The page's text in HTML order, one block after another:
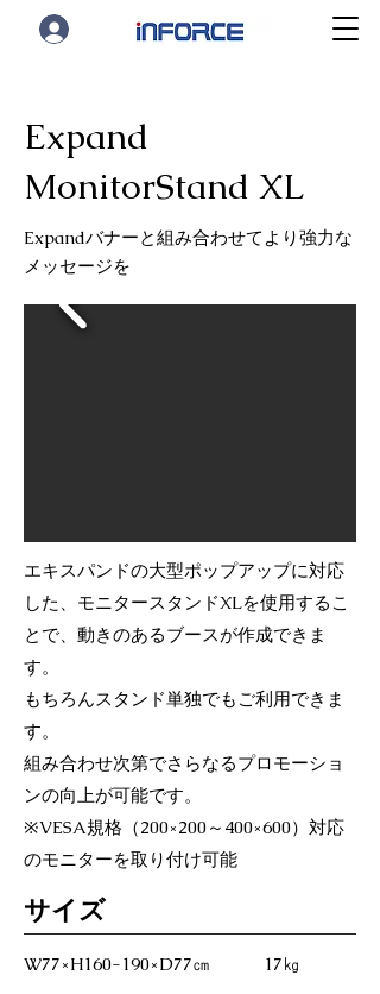
Expand
MonitorStand XL
Expandバナーと組み合わせてより強力な
メッセージを
エキスパンドの大型ポップアップに対応
した、モニタースタンドXLを使用するこ
とで、動きのあるブースが作成できま
す。
もちろんスタンド単独でもご利用できま
す。
組み合わせ次第でさらなるプロモーショ
ンの向上が可能です。
※VESA規格（200×200～400×600）対応
のモニターを取り付け可能
​サイズ
W77×H160-190×D77㎝ 17㎏